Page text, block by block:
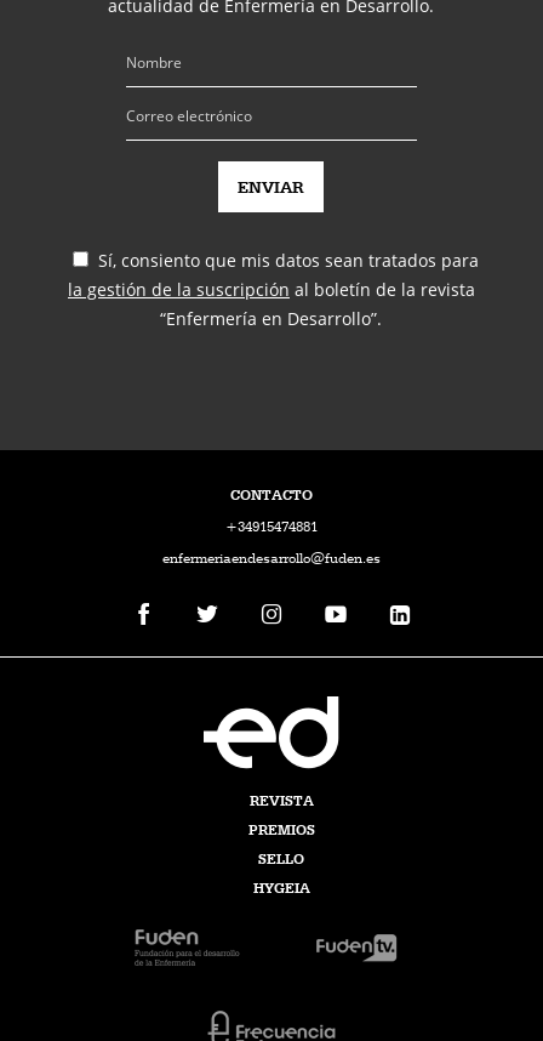
actualidad de Enfermería en Desarrollo.
Sí, consiento que mis datos sean tratados para
la gestión de la suscripción al boletín de la revista
“Enfermería en Desarrollo”.
CONTACTO
+34915474881
enfermeriaendesarrollo@fuden.es
REVISTA
PREMIOS
SELLO
HYGEIA